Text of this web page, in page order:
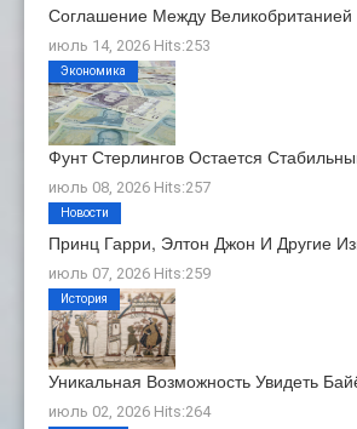
Соглашение Между
июль 14, 2026 Hits:253
Фунт Стерлингов Остается
июль 08, 2026 Hits:257
Экономика
Принц Гарри, Элтон Джон И Другие
июль 07, 2026 Hits:259
Новости
Уникальная Возможность Увидеть
июль 02, 2026 Hits:264
История